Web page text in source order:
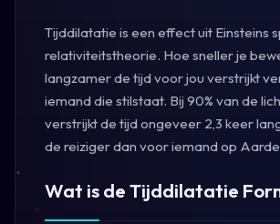
Tijddilatatie is een effect uit Einsteins
relativiteitstheorie. Hoe sneller je
langzamer de tijd voor jou verstrijkt
iemand die stilstaat. Bij 90% van de
verstrijkt de tijd ongeveer 2,3 keer
de reiziger dan voor iemand op
Wat is de Tijddilatatie